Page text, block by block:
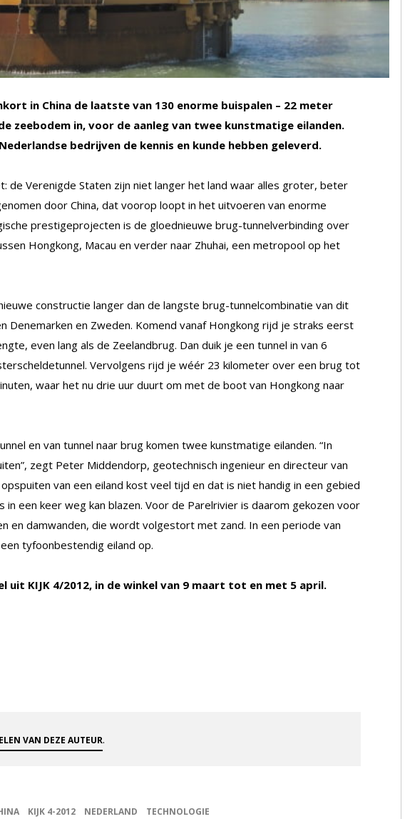
in China de laatste van 130 enorme buispalen – 22 meter
zeebodem in, voor de aanleg van twee kunstmatige eilanden.
bedrijven de kennis en kunde hebben geleverd.
de Verenigde Staten zijn niet langer het land waar alles groter, beter
door China, dat voorop loopt in het uitvoeren van enorme
prestigeprojecten is de gloednieuwe brug-tunnelverbinding over
Hongkong, Macau en verder naar Zhuhai, een metropool op het
constructie langer dan de langste brug-tunnelcombinatie van dit
Denemarken en Zweden. Komend vanaf Hongkong rijd je straks eerst
even lang als de Zeelandbrug. Dan duik je een tunnel in van 6
Vervolgens rijd je wéér 23 kilometer over een brug tot
waar het nu drie uur duurt om met de boot van Hongkong naar
en van tunnel naar brug komen twee kunstmatige eilanden. “In
zegt Peter Middendorp, geotechnisch ingenieur en directeur van
van een eiland kost veel tijd en dat is niet handig in een gebied
een keer weg kan blazen. Voor de Parelrivier is daarom gekozen voor
en damwanden, die wordt volgestort met zand. In een periode van
tyfoonbestendig eiland op.
uit KIJK 4/2012, in de winkel van 9 maart tot en met 5 april.
VAN DEZE AUTEUR.
KIJK 4-2012 NEDERLAND TECHNOLOGIE